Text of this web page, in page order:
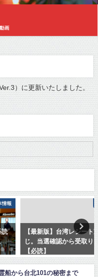
画
）に更新いたしました。
最新版】台湾レシート宝く
。当選確認から受取りまで
必読】
船から台北101の秘密まで